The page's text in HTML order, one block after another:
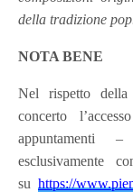
della tradizione
NOTA BENE
Nel rispetto
concerto
appuntamenti
esclusivamente
suhttps://